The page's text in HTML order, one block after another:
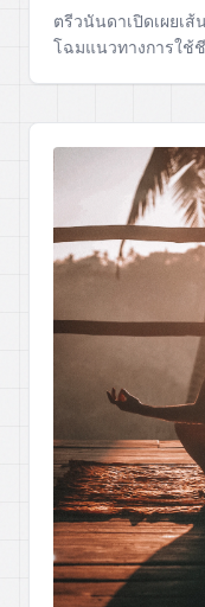
ตรีวนันดาเปิดเผยเ
โฉมแนวทางการใ